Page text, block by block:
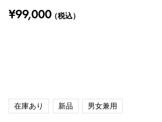
¥99,000（税込）
在庫あり 新品 男女兼用